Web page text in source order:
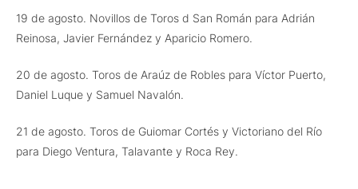
19 de agosto. Novillos de Toros d San Román para Adrián
Reinosa, Javier Fernández y Aparicio Romero.
20 de agosto. Toros de Araúz de Robles para Víctor Puerto,
Daniel Luque y Samuel Navalón.
21 de agosto. Toros de Guiomar Cortés y Victoriano del Río
para Diego Ventura, Talavante y Roca Rey.